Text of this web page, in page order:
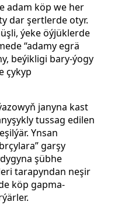
adam köp we her
dar şertlerde otyr.
ýeke öýjüklerde
“adamy egrä
beýikligi bary-ýogy
çykyp
janyna kast
tussag edilen
Ynsan
garşy
şübhe
tarapyndan neşir
köp gapma-